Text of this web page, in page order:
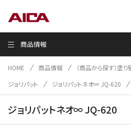
商品情報
HOME 商品情報
（商品から探す）塗
ジョリパット
ジョリパットネオ∞ JQ-620
ジョリパットネオ∞ JQ-620